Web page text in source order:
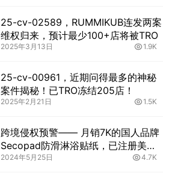
25-cv-02589，RUMMIKUB连发两案
维权归来，预计最少100+店将被TRO
2025年3月13日 1.9K
25-cv-00961，近期问得最多的神秘
案件揭秘！已TRO冻结205店！
2025年2月21日 1.5K
跨境侵权预警—— 月销7K的国人品牌
Secopad防滑淋浴贴纸，已注册美国
外观专利！
2024年5月25日 4.7K